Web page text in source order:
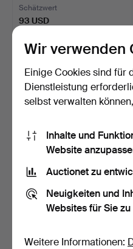
Schätzwert
93 USD
Halskette aus Gold und
2 Std 36 Min
Schätzwert
Wir verwenden
Einige Cookies sind für
Dienstleistung
selbst verwalten
Inhalte und
Website
Auctionet zu
Neuigkeiten und
Websites für Sie
Weitere Informationen: